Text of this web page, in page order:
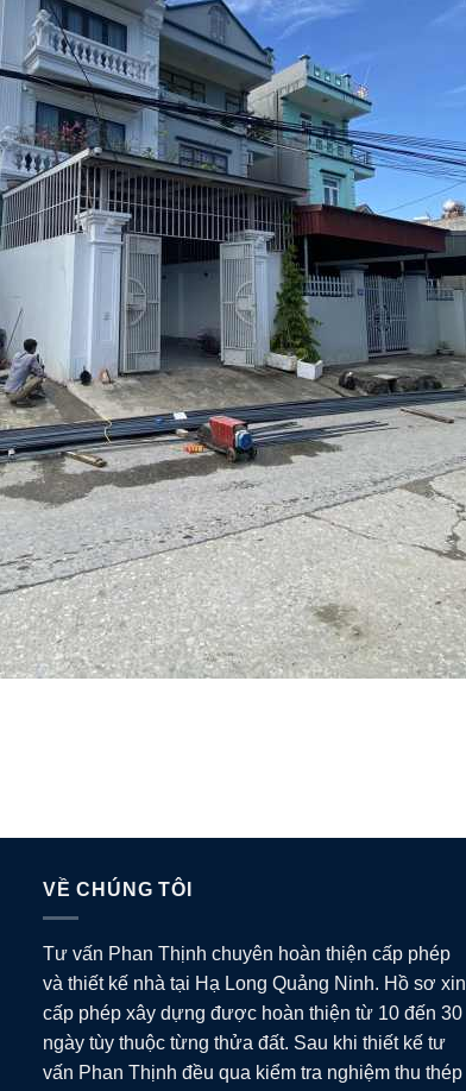
VỀ CHÚNG TÔI
Tư vấn Phan Thịnh chuyên hoàn thiện cấp phép
và thiết kế nhà tại Hạ Long Quảng Ninh. Hồ sơ xin
cấp phép xây dựng được hoàn thiện từ 10 đến 30
ngày tùy thuộc từng thửa đất. Sau khi thiết kế tư
vấn Phan Thịnh đều qua kiểm tra nghiệm thu thép